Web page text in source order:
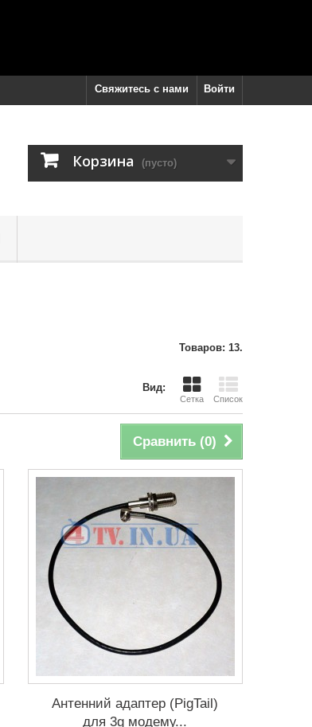
Войти
Свяжитесь с нами
Корзина (пусто)
Товаров: 13.
Вид:
Сетка Список
Сравнить (0)
Антенний адаптер (PigTail)
для 3g модему...